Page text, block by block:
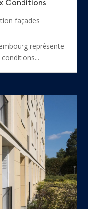
Conditions
façades
représente